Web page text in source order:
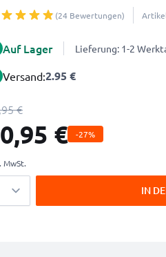
(24 Bewertungen)
Auf Lager Lieferung: 1-2
Versand:2.95 €
€
€ -27%
MwSt.
IN